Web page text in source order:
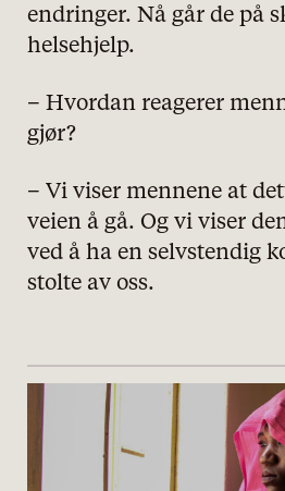
Statistiske
Markedsføring
endringer. Nå går de på
helsehjelp.
– Hvordan reagerer
gjør?
– Vi viser mennene at
veien å gå. Og vi viser
ved å ha en selvstendig
stolte av oss.